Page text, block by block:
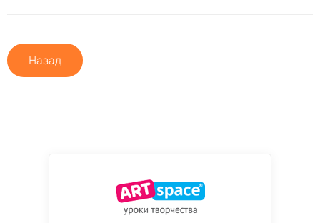
Назад